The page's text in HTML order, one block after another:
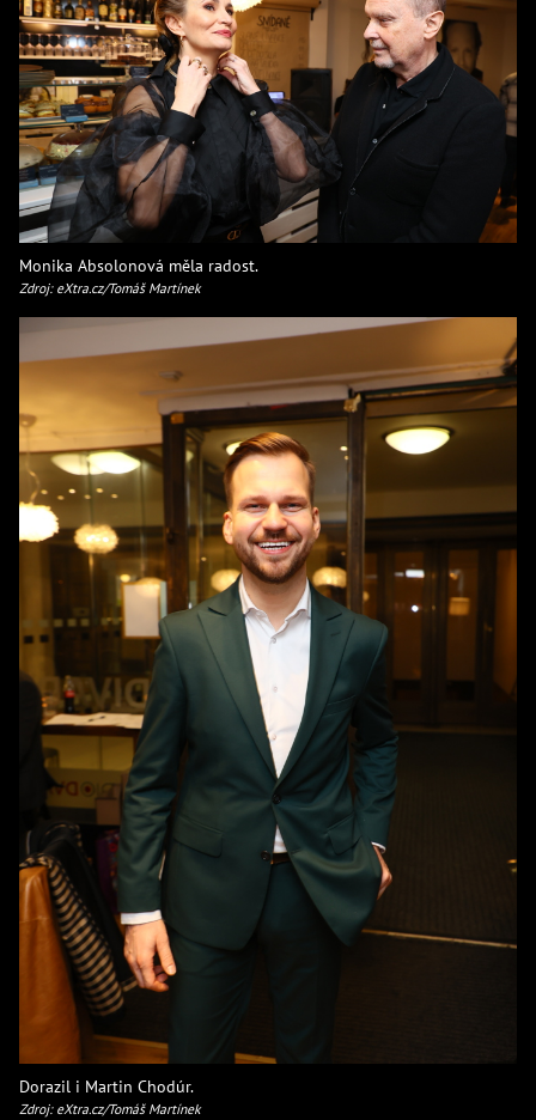
Monika Absolonová měla radost.
Zdroj: eXtra.cz/Tomáš Martínek
Dorazil i Martin Chodúr.
Zdroj: eXtra.cz/Tomáš Martínek